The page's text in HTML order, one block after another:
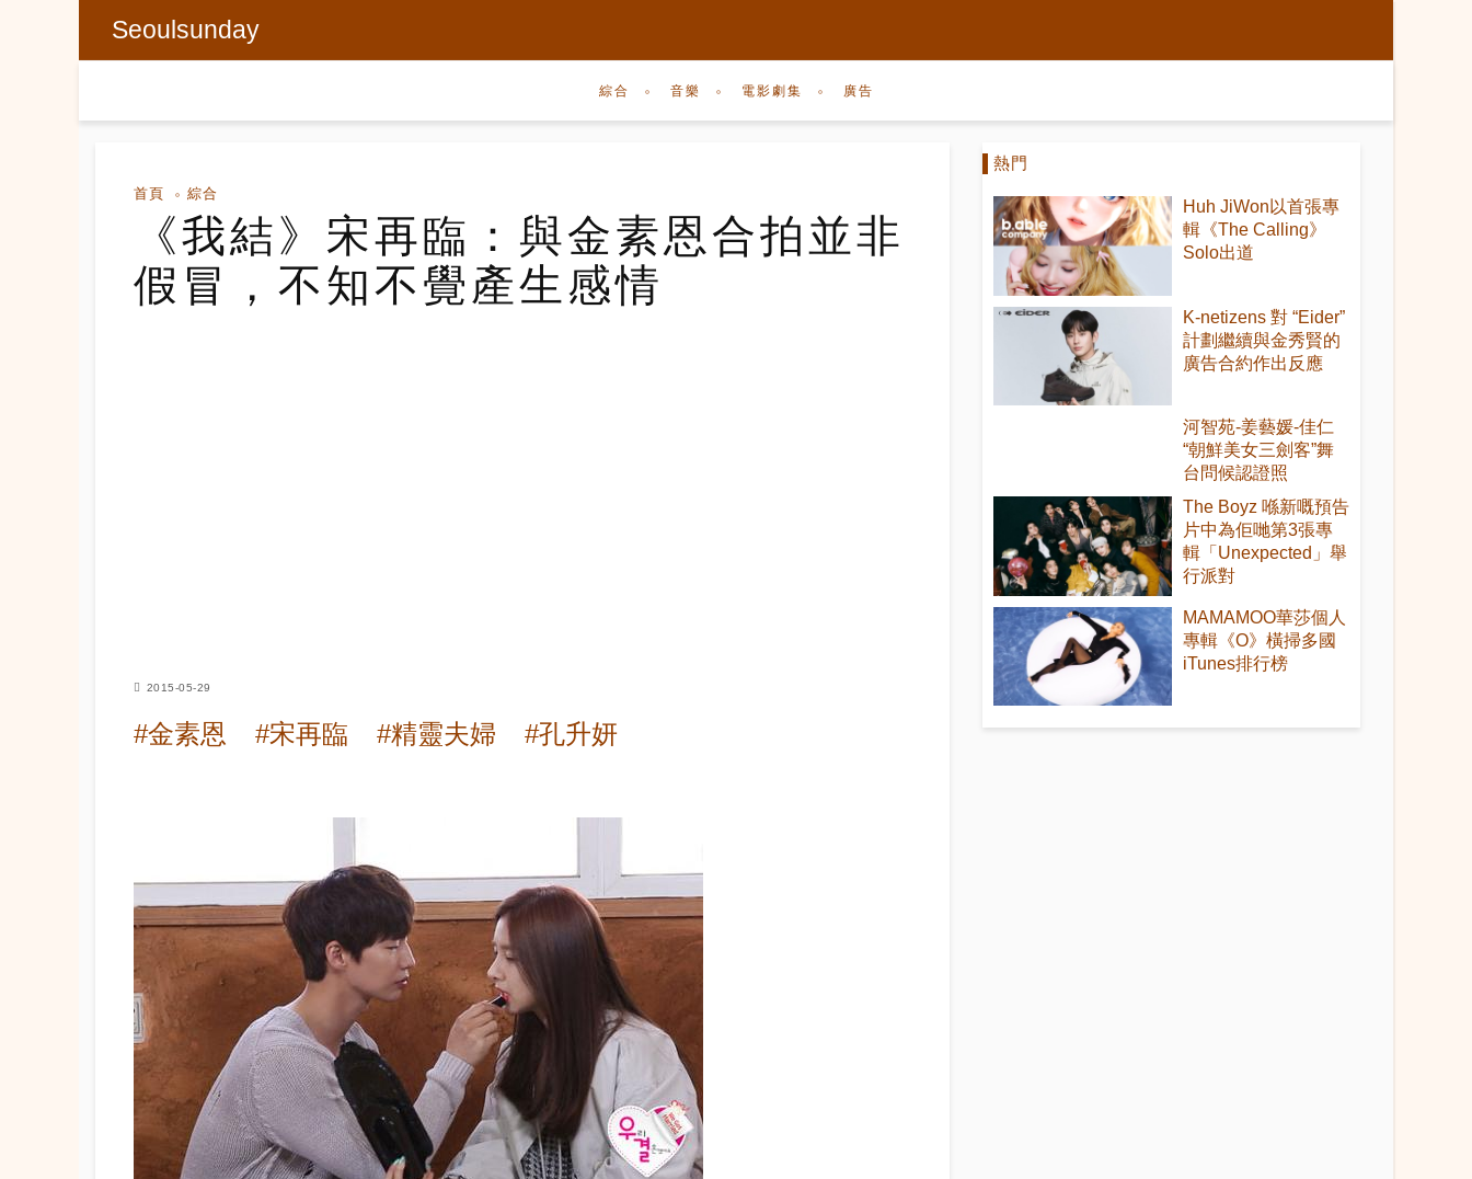
Seoulsunday
綜合 音樂 電影劇集 廣告
首頁 綜合
《我結》宋再臨：與金素恩合拍並非
假冒，不知不覺產生感情
2015-05-29
#金素恩 #宋再臨 #精靈夫婦 #孔升妍
熱門
Huh JiWon以首張專
輯《The Calling》
Solo出道
K-netizens 對 “Eider”
計劃繼續與金秀賢的
廣告合約作出反應
河智苑-姜藝媛-佳仁
“朝鮮美女三劍客”舞
台問候認證照
The Boyz 喺新嘅預告
片中為佢哋第3張專
輯「Unexpected」舉
行派對
MAMAMOO華莎個人
專輯《O》橫掃多國
iTunes排行榜